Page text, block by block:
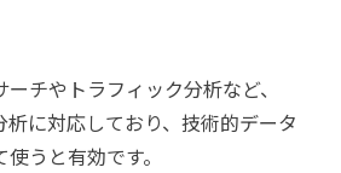
チやトラフィック分析など、
析に対応しており、技術的データ
うと有効です。